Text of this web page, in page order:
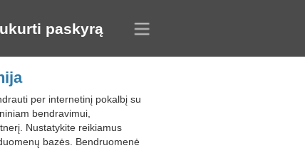
paskyrą
per internetinį pokalbį su
bendravimui,
Nustatykite reikiamus
bazės. Bendruomenė